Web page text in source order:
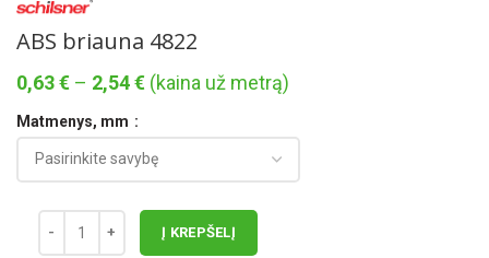
ABS briauna 4822
0,63€ – 2,54€Price
through
2,54 €
(kaina už metrą)
Matmenys, mm
Į KREPŠELĮ